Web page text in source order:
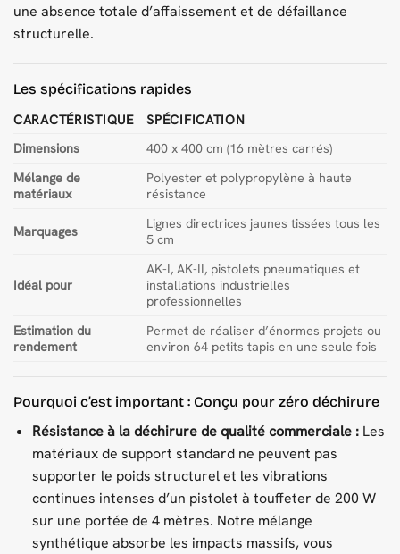
une absence totale d’affaissement et de défaillance
structurelle.
Les spécifications rapides
CARACTÉRISTIQUE
SPÉCIFICATION
Dimensions
400 x 400 cm (16 mètres carrés)
Mélange de
matériaux
Polyester et polypropylène à haute
résistance
Marquages
Lignes directrices jaunes tissées tous les
5 cm
Idéal pour
AK-I, AK-II, pistolets pneumatiques et
installations industrielles
professionnelles
Estimation du
rendement
Permet de réaliser d’énormes projets ou
environ 64 petits tapis en une seule fois
Pourquoi c’est important : Conçu pour zéro déchirure
Résistance à la déchirure de qualité commerciale :Les
matériaux de support standard ne peuvent pas
supporter le poids structurel et les vibrations
continues intenses d’un pistolet à touffeter de 200 W
sur une portée de 4 mètres. Notre mélange
synthétique absorbe les impacts massifs, vous